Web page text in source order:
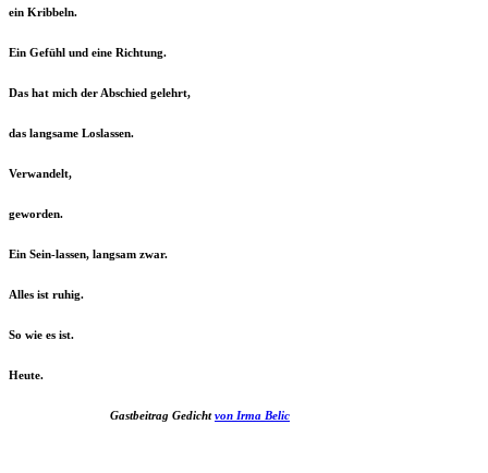
ein Kribbeln.
Ein Gefühl und eine Richtung.
Das hat mich der Abschied gelehrt,
das langsame Loslassen.
Verwandelt,
geworden.
Ein Sein-lassen, langsam zwar.
Alles ist ruhig.
So wie es ist.
Heute.
Gastbeitrag Gedichtvon Irma Belic